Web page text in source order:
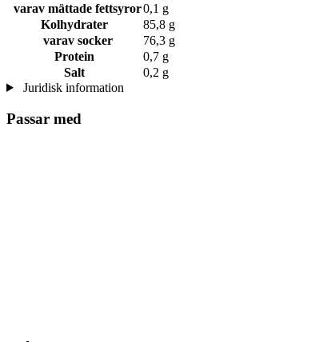
varav mättade fettsyror0,1 g
Kolhydrater
85,8 g
varav socker
76,3 g
Protein
0,7 g
Salt
0,2 g
Juridisk information
Passar med